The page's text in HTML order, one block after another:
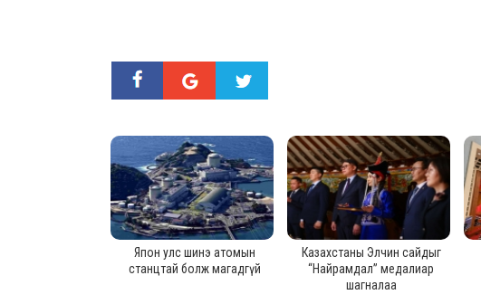
Япон улс шинэ атомын
станцтай болж магадгүй
Казахстаны Элчин сайдыг
“Найрамдал” медалиар
шагналаа